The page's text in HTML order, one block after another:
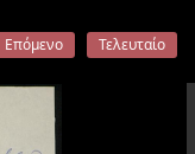
Επόμενο Τελευταίο